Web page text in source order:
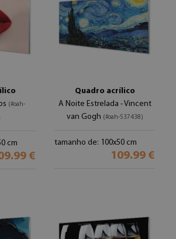
(#oah-
cm
€
Quadro acrílico
A Noite Estrelada - Vincent
van Gogh (#oah-537438)
tamanho de: 100x50 cm
109.99 €